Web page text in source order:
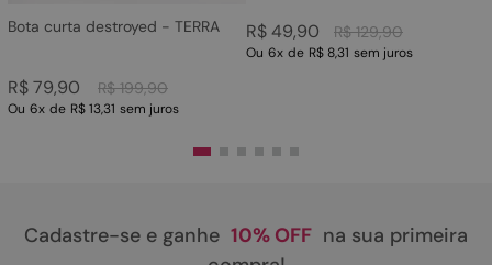
Bota curta destroyed - TERRA
R$ 199,90
R$79,90
Ou 6x de R$ 13,31 sem juros
R$ 129,90
R$49,90
Ou 6x de R$ 8,31 sem juros
Cadastre-se e ganhe 10% OFF na sua primeira